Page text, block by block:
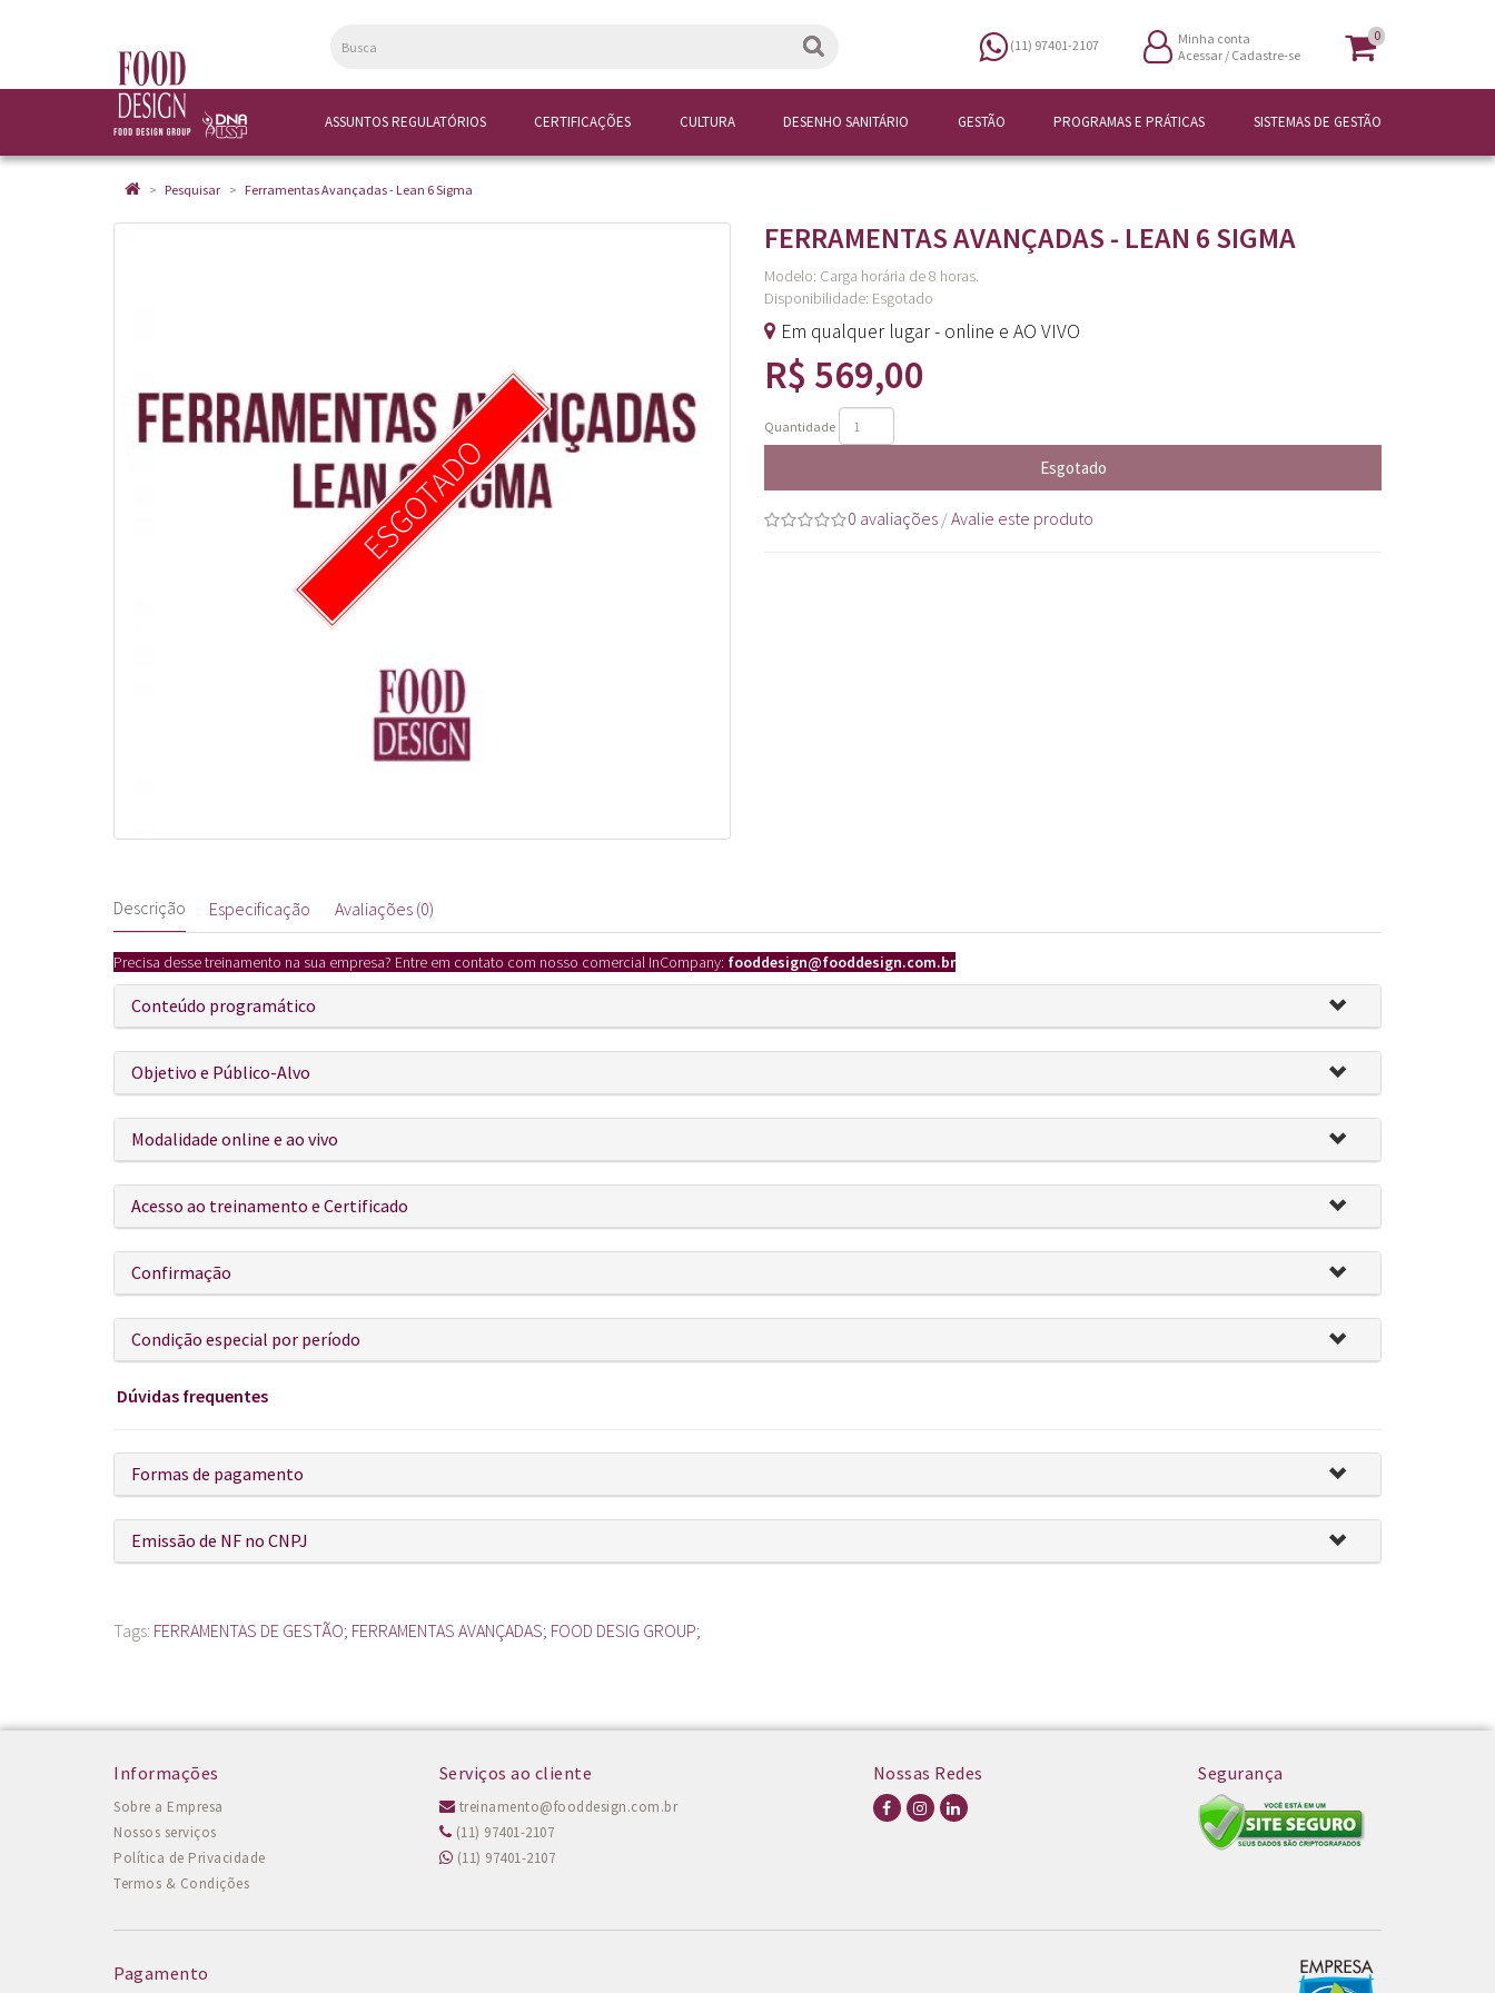
(11) 97401-2107
Minha conta
Acessar / Cadastre-se
0
ASSUNTOS REGULATÓRIOS CERTIFICAÇÕES CULTURA DESENHO SANITÁRIO GESTÃO PROGRAMAS E PRÁTICAS SISTEMAS DE GESTÃO
Pesquisar Ferramentas Avançadas - Lean 6 Sigma
ESGOTADO
FERRAMENTAS AVANÇADAS - LEAN 6 SIGMA
Modelo: Carga horária de 8 horas.
Disponibilidade: Esgotado
Em qualquer lugar - online e AO VIVO
R$ 569,00
Quantidade
Esgotado
0 avaliações /Avalie este produto
Descrição Especificação Avaliações (0)
Precisa desse treinamento na sua empresa? Entre em contato com nosso comercial InCompany: fooddesign@fooddesign.com.br
Conteúdo programático
Objetivo e Público-Alvo
Modalidade online e ao vivo
Acesso ao treinamento e Certificado
Confirmação
Condição especial por período
Dúvidas frequentes
Formas de pagamento
Emissão de NF no CNPJ
Tags: FERRAMENTAS DE GESTÃO; FERRAMENTAS AVANÇADAS; FOOD DESIG GROUP;
Informações
Sobre a Empresa
Nossos serviços
Política de Privacidade
Termos & Condições
Serviços ao cliente
treinamento@fooddesign.com.br
(11) 97401-2107
(11) 97401-2107
Nossas Redes Segurança
Pagamento